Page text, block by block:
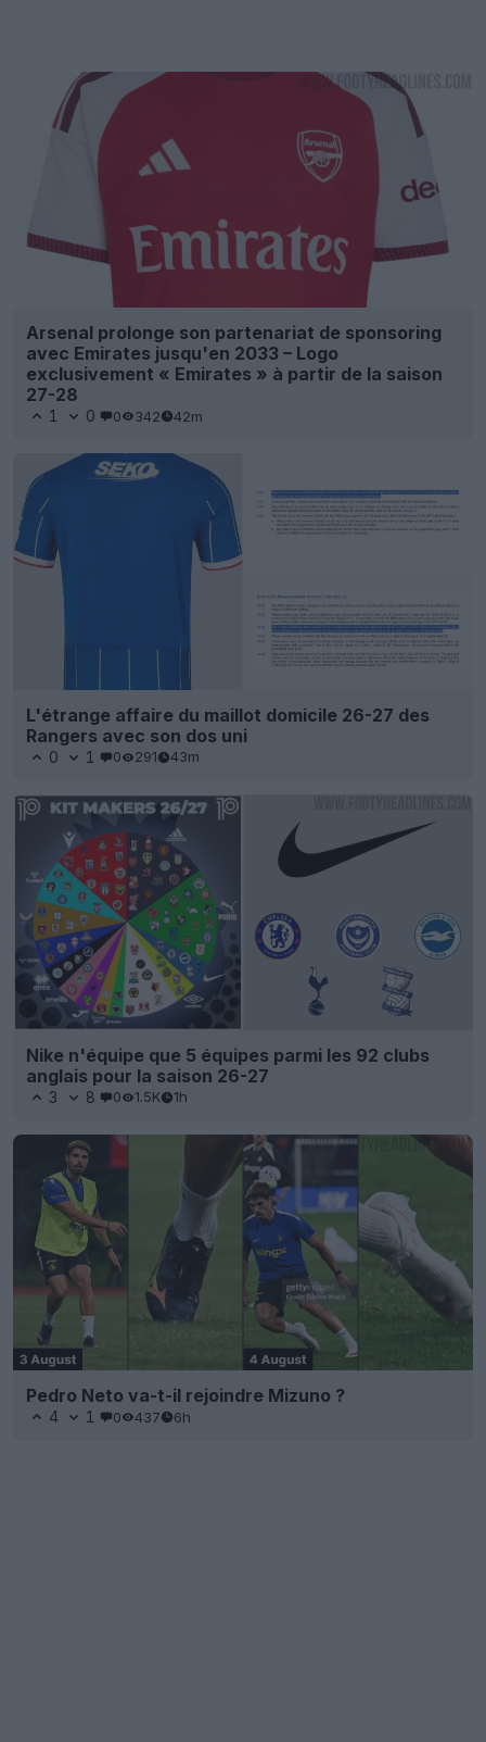
Arsenal prolonge son partenariat de sponsoring
avec Emirates jusqu'en 2033 – Logo
exclusivement « Emirates » à partir de la saison
27-28
1 0 0 342 42m
L'étrange affaire du maillot domicile 26-27 des
Rangers avec son dos uni
0 1 0 291 43m
Nike n'équipe que 5 équipes parmi les 92 clubs
anglais pour la saison 26-27
3 8 0 1.5K 1h
Pedro Neto va-t-il rejoindre Mizuno ?
4 1 0 437 6h